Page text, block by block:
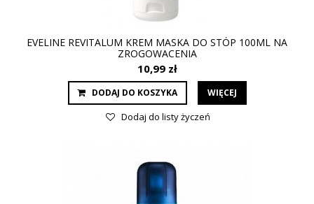
EVELINE REVITALUM KREM MASKA DO STÓP 100ML NA
ZROGOWACENIA
10,99 zł
DODAJ DO KOSZYKA WIĘCEJ
Dodaj do listy życzeń